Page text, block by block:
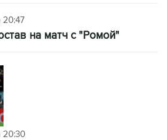
20:47
на матч с "Ромой"
20:30